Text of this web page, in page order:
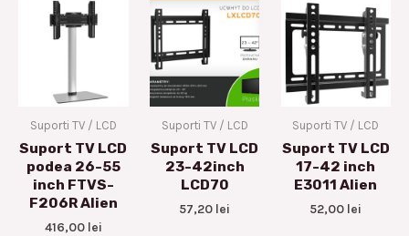
Suporti TV / LCD
Suport TV LCD
podea 26-55
inch FTVS-
F206R Alien
416,00 lei
Suporti TV / LCD
Suport TV LCD
23-42inch
LCD70
57,20 lei
Suporti TV / LCD
Suport TV LCD
17-42 inch
E3011 Alien
52,00 lei